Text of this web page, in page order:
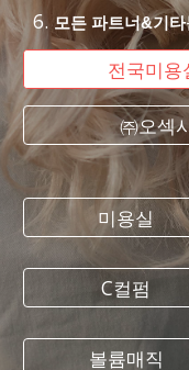
모든 파트너&기
전국미용
㈜오섹
미용실
C컬펌
볼륨매직